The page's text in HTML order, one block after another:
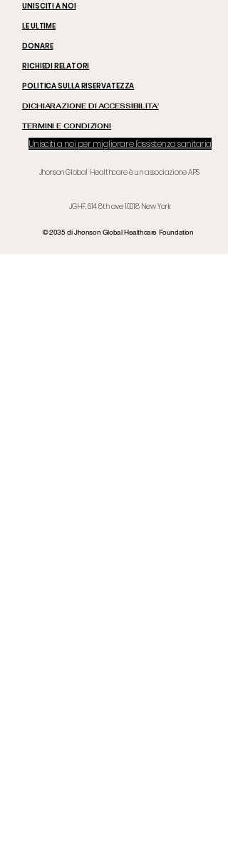
UNISCITI A NOI
LE ULTIME
DONARE
RICHIEDI RELATORI
POLITICA SULLA RISERVATEZZA
DICHIARAZIONE DI ACCESSIBILITA'
TERMINI E CONDIZIONI
Unisciti a noi per migliorare l'assistenza sanitaria
Jhonson Global Healthcare è un associazione APS
JGHF, 614 8th ave10018 NewYork
© 2035 di Jhonson Global Healthcare Foundation